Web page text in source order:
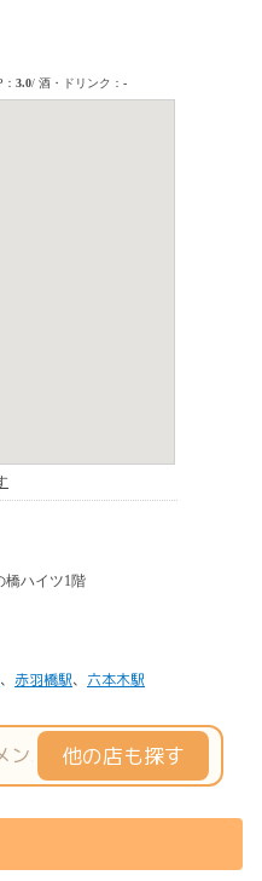
、 赤羽橋駅、 六本木駅
他の店も探す